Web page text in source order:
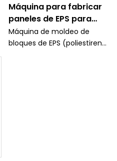
Máquina para fabricar
paneles de EPS para
construcción -
1768791580259810
Máquina de moldeo de
bloques de EPS (poliestireno